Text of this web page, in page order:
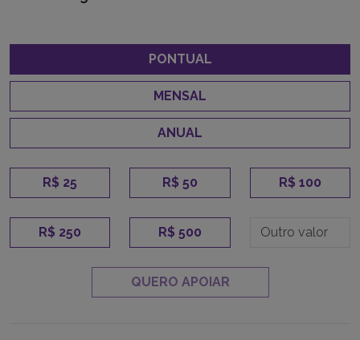
PONTUAL
MENSAL
ANUAL
R$ 25 R$ 50 R$ 100
R$ 250 R$ 500
QUERO APOIAR